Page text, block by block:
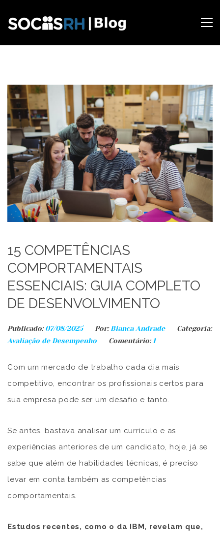
15 COMPETÊNCIAS
COMPORTAMENTAIS
ESSENCIAIS: GUIA COMPLETO
DE DESENVOLVIMENTO
Publicado: 07/08/2025 Por: Bianca Andrade
Categoria:
Avaliação de Desempenho
Comentário:1
Com um mercado de trabalho cada dia mais
competitivo, encontrar os profissionais certos para
sua empresa pode ser um desafio e tanto.
Se antes, bastava analisar um currículo e as
experiências anteriores de um candidato, hoje, já se
sabe que além de habilidades técnicas, é preciso
levar em conta também as competências
comportamentais.
Estudos recentes, como o da IBM, revelam que,